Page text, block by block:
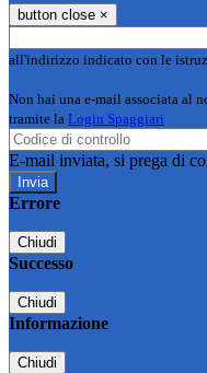
button close ×
all'indirizzo indicato con le
Non hai una e-mail associata al
tramite la Login Spaggiari
E-mail inviata, si prega di
Errore
Chiudi
Successo
Chiudi
Informazione
Chiudi